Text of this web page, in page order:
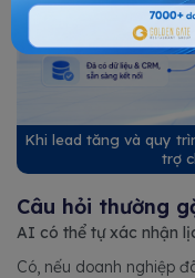
Khi lead tăng và quy
trợ
Câu hỏi thường
AI có thể tự xác nhận
Có, nếu doanh nghiệp